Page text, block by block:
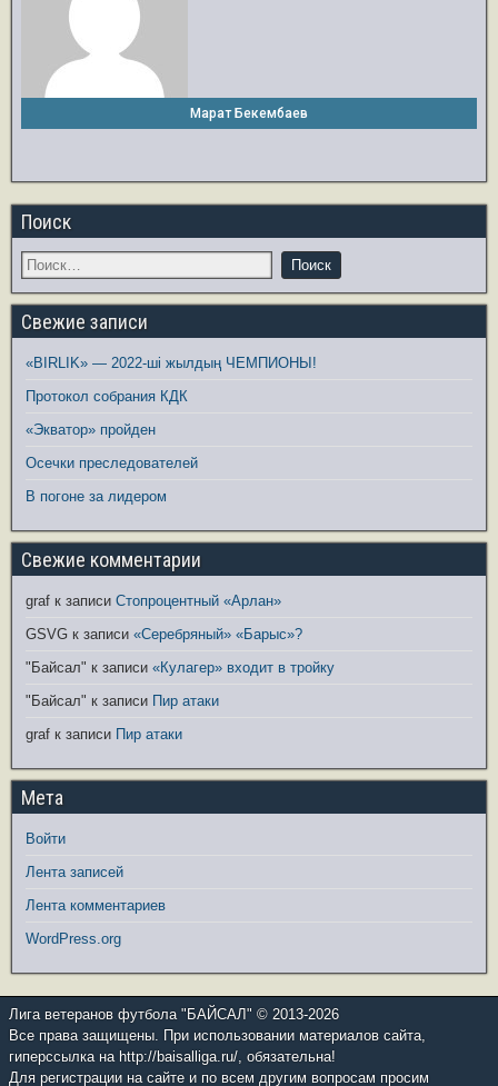
Марат Бекембаев
Поиск
Свежие записи
«BIRLIK» — 2022-ші жылдың ЧЕМПИОНЫ!
Протокол собрания КДК
«Экватор» пройден
Осечки преследователей
В погоне за лидером
Свежие комментарии
graf к записи Стопроцентный «Арлан»
GSVG к записи «Серебряный» «Барыс»?
"Байсал" к записи «Кулагер» входит в тройку
"Байсал" к записи Пир атаки
graf к записи Пир атаки
Мета
Войти
Лента записей
Лента комментариев
WordPress.org
Лига ветеранов футбола "БАЙСАЛ" © 2013-2026
Все права защищены. При использовании материалов сайта,
гиперссылка на http://baisalliga.ru/, обязательна!
Для регистрации на сайте и по всем другим вопросам просим